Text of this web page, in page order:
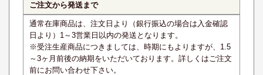
ご注文から発送まで
通常在庫商品は、注文日より（銀行振込の場合は入金確認
日より）1～3営業日以内の発送となります。
※受注生産商品につきましては、時期にもよりますが、1.5
～3ヶ月前後の納期をいただいております。詳しくはご注文
前にお問い合わせ下さい。